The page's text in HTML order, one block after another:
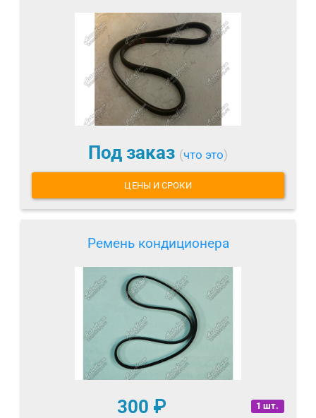
Под заказ (что это)
ЦЕНЫ И СРОКИ
Ремень кондиционера
1 шт.
300 ₽